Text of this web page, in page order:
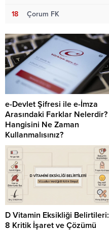
18 Çorum FK
e-Devlet Şifresi ile e-İmza
Arasındaki Farklar Nelerdir?
Hangisini Ne Zaman
Kullanmalısınız?
D Vitamin Eksikliği Belirtileri:
8 Kritik İşaret ve Çözümü